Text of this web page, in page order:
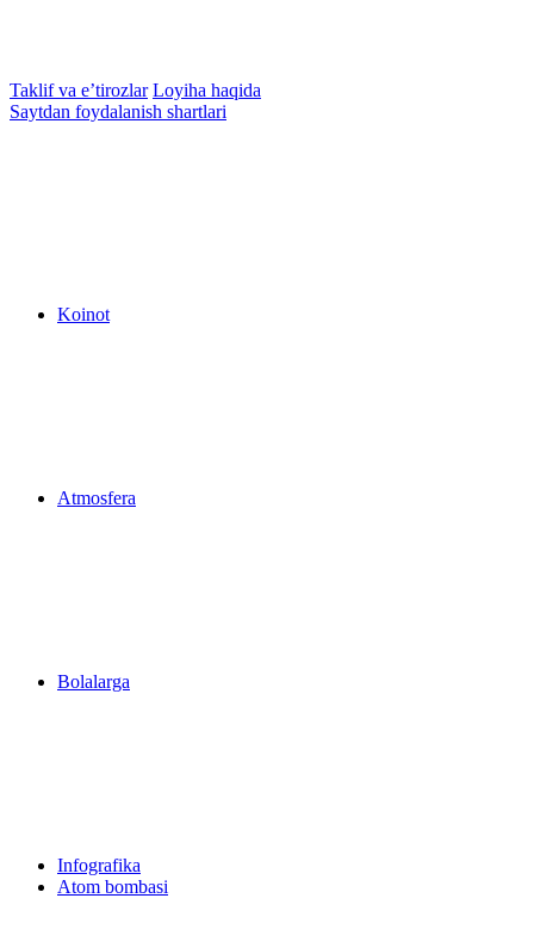
Taklif va e’tirozlar Loyiha haqida
Saytdan foydalanish shartlari
Koinot
Atmosfera
Bolalarga
Infografika
Atom bombasi